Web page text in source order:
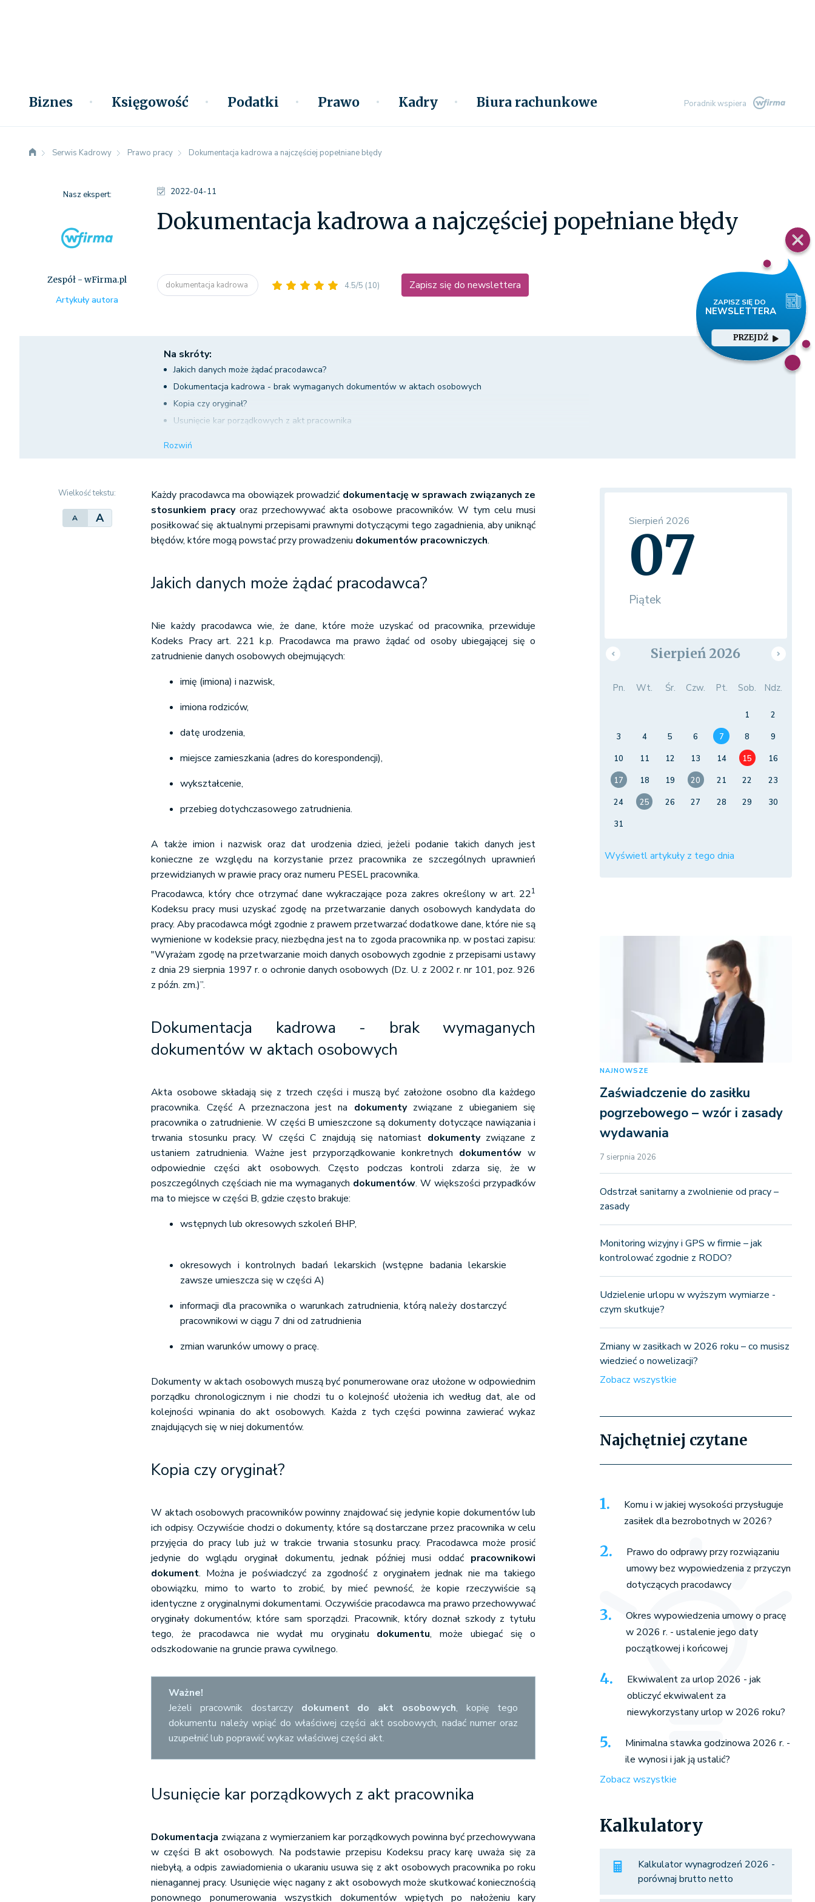
Biznes Księgowość Podatki Prawo Kadry Biura rachunkowe Poradnik wspiera
PRZEJDŹ
Serwis Kadrowy Prawo pracy Dokumentacja kadrowa a najczęściej popełniane błędy
2022-04-11
Dokumentacja kadrowa a najczęściej popełniane błędy
dokumentacja kadrowa 4.5/5 (10) Zapisz się do newslettera
Nasz ekspert:
Zespół - wFirma.pl
Artykuły autora
Na skróty:
Jakich danych może żądać pracodawca?
Dokumentacja kadrowa - brak wymaganych dokumentów w aktach osobowych
Kopia czy oryginał?
Usunięcie kar porządkowych z akt pracownika
Rozwiń
Wielkość tekstu:
A A
Każdy pracodawca ma obowiązek prowadzić dokumentację w sprawach związanych ze
stosunkiem pracyoraz przechowywać akta osobowe pracowników. W tym celu musi
posiłkować się aktualnymi przepisami prawnymi dotyczącymi tego zagadnienia, aby uniknąć
błędów, które mogą powstać przy prowadzeniu dokumentów pracowniczych.
Jakich danych może żądać pracodawca?
Nie każdy pracodawca wie, że dane, które może uzyskać od pracownika, przewiduje
Kodeks Pracy art. 221 k.p. Pracodawca ma prawo żądać od osoby ubiegającej się o
zatrudnienie danych osobowych obejmujących:
imię (imiona) i nazwisk,
imiona rodziców,
datę urodzenia,
miejsce zamieszkania (adres do korespondencji),
wykształcenie,
przebieg dotychczasowego zatrudnienia.
A także imion i nazwisk oraz dat urodzenia dzieci, jeżeli podanie takich danych jest
konieczne ze względu na korzystanie przez pracownika ze szczególnych uprawnień
przewidzianych w prawie pracy oraz numeru PESEL pracownika.
Pracodawca, który chce otrzymać dane wykraczające poza zakres określony w art. 221
Kodeksu pracy musi uzyskać zgodę na przetwarzanie danych osobowych kandydata do
pracy. Aby pracodawca mógł zgodnie z prawem przetwarzać dodatkowe dane, które nie są
wymienione w kodeksie pracy, niezbędna jest na to zgoda pracownika np. w postaci zapisu:
"Wyrażam zgodę na przetwarzanie moich danych osobowych zgodnie z przepisami ustawy
z dnia 29 sierpnia 1997 r. o ochronie danych osobowych (Dz. U. z 2002 r. nr 101, poz. 926
z późn. zm.)”.
Dokumentacja kadrowa - brak wymaganych
dokumentów w aktach osobowych
Akta osobowe składają się z trzech części i muszą być założone osobno dla każdego
pracownika. Część A przeznaczona jest na dokumentyzwiązane z ubieganiem się
pracownika o zatrudnienie. W części B umieszczone są dokumenty dotyczące nawiązania i
trwania stosunku pracy. W części C znajdują się natomiast dokumentyzwiązane z
ustaniem zatrudnienia. Ważne jest przyporządkowanie konkretnych dokumentów w
odpowiednie części akt osobowych. Często podczas kontroli zdarza się, że w
poszczególnych częściach nie ma wymaganych dokumentów. W większości przypadków
ma to miejsce w części B, gdzie często brakuje:
wstępnych lub okresowych szkoleń BHP,
okresowych i kontrolnych badań lekarskich (wstępne badania lekarskie
zawsze umieszcza się w części A)
informacji dla pracownika o warunkach zatrudnienia, którą należy dostarczyć
pracownikowi w ciągu 7 dni od zatrudnienia
zmian warunków umowy o pracę.
Dokumenty w aktach osobowych muszą być ponumerowane oraz ułożone w odpowiednim
porządku chronologicznym i nie chodzi tu o kolejność ułożenia ich według dat, ale od
kolejności wpinania do akt osobowych. Każda z tych części powinna zawierać wykaz
znajdujących się w niej dokumentów.
Kopia czy oryginał?
W aktach osobowych pracowników powinny znajdować się jedynie kopie dokumentów lub
ich odpisy. Oczywiście chodzi o dokumenty, które są dostarczane przez pracownika w celu
przyjęcia do pracy lub już w trakcie trwania stosunku pracy. Pracodawca może prosić
jedynie do wglądu oryginał dokumentu, jednak później musi oddać pracownikowi
dokument. Można je poświadczyć za zgodność z oryginałem jednak nie ma takiego
obowiązku, mimo to warto to zrobić, by mieć pewność, że kopie rzeczywiście są
identyczne z oryginalnymi dokumentami. Oczywiście pracodawca ma prawo przechowywać
oryginały dokumentów, które sam sporządzi. Pracownik, który doznał szkody z tytułu
tego, że pracodawca nie wydał mu oryginału dokumentu, może ubiegać się o
odszkodowanie na gruncie prawa cywilnego.
Ważne!
Jeżeli pracownik dostarczy dokument do akt osobowych, kopię tego
dokumentu należy wpiąć do właściwej części akt osobowych, nadać numer oraz
uzupełnić lub poprawić wykaz właściwej części akt.
Usunięcie kar porządkowych z akt pracownika
Dokumentacja związana z wymierzaniem kar porządkowych powinna być przechowywana
w części B akt osobowych. Na podstawie przepisu Kodeksu pracy karę uważa się za
niebyłą, a odpis zawiadomienia o ukaraniu usuwa się z akt osobowych pracownika po roku
nienagannej pracy. Usunięcie więc nagany z akt osobowych może skutkować koniecznością
ponownego ponumerowania wszystkich dokumentów wpiętych po nałożeniu kary
Sierpień 2026
07
Piątek
Sierpień 2026
Pn. Wt. Śr. Czw. Pt. Sob. Ndz.
1
2
3
4 5 6 7 8
9
10
11 12 13 14 15
16
17
18 19 20 21 22
23
24
25 26 27 28 29
30
31
Wyświetl artykuły z tego dnia
NAJNOWSZE
Zaświadczenie do zasiłku
pogrzebowego – wzór i zasady
wydawania
7 sierpnia 2026
Odstrzał sanitarny a zwolnienie od pracy –
zasady
Monitoring wizyjny i GPS w firmie – jak
kontrolować zgodnie z RODO?
Udzielenie urlopu w wyższym wymiarze -
czym skutkuje?
Zmiany w zasiłkach w 2026 roku – co musisz
wiedzieć o nowelizacji?
Zobacz wszystkie
Najchętniej czytane
Komu i w jakiej wysokości przysługuje
zasiłek dla bezrobotnych w 2026?
Prawo do odprawy przy rozwiązaniu
umowy bez wypowiedzenia z przyczyn
dotyczących pracodawcy
Okres wypowiedzenia umowy o pracę
w 2026 r. - ustalenie jego daty
początkowej i końcowej
Ekwiwalent za urlop 2026 - jak
obliczyć ekwiwalent za
niewykorzystany urlop w 2026 roku?
Minimalna stawka godzinowa 2026 r. -
ile wynosi i jak ją ustalić?
Zobacz wszystkie
Kalkulatory
Kalkulator wynagrodzeń 2026 -
porównaj brutto netto